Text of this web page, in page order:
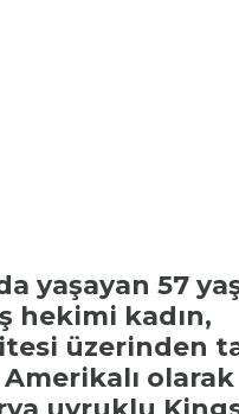
yaşayan 57
hekimi kadın,
üzerinden
olarak